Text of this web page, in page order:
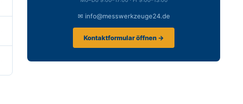
✉ info@messwerkzeuge24.de
Kontaktformular öffnen →